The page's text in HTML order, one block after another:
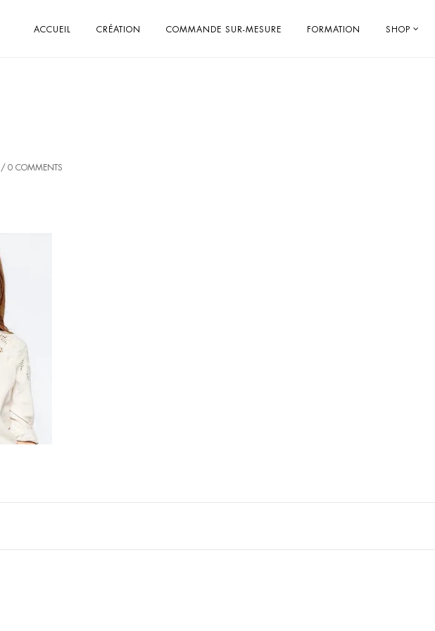
ACCUEIL CRÉATION COMMANDE SUR-MESURE FORMATION SHOP
0 COMMENTS